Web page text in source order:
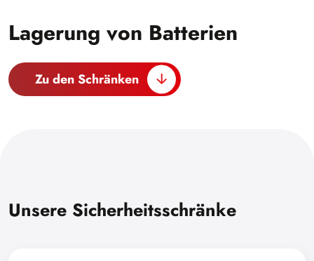
Lagerung von Batterien
Zu den Schränken
Unsere Sicherheitsschränke